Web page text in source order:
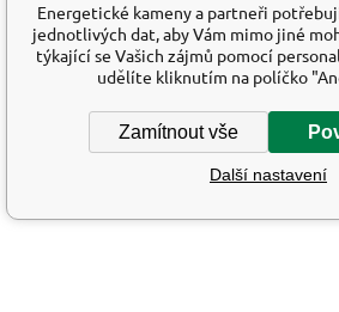
Energetické kameny a partneři
jednotlivých dat, aby Vám mimo jiné
týkající se Vašich zájmů pomocí
udělíte kliknutím na políčko
Zamítnout vše
Další nastavení